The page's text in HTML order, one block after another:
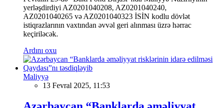
yerləşdirdiyi AZ0201040208, AZ0201040240,
AZ0201040265 və AZ0201040323 İSİN kodlu dövlət
istiqrazlarının vaxtından əvvəl geri alınması üzrə hərrac
keçiriləcək.
Ardını oxu
Maliyyə
13 Fevral 2025, 11:53